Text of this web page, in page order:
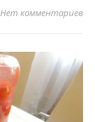
Нет комментариев